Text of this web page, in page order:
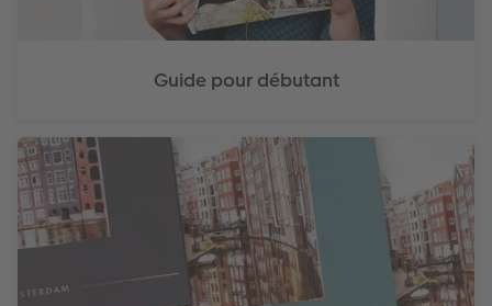
Guide pour débutant